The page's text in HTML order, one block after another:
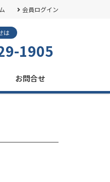
会員ログイン
は
1905
お問合せ